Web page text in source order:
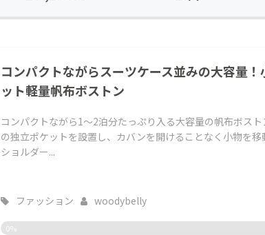
コンパクトながらスーツケース並みの大容量
ット軽量帆布ボストン
コンパクトながら1～2泊分たっぷり入る大容量の帆布ボス
の独立ポケットを設置し、カバンを開けることなく小物を移
ショルダー...
ファッション woodybelly
0%